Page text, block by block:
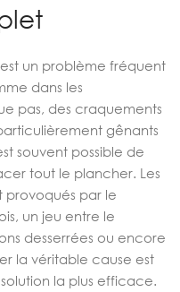
est un problème fréquent
dans les
pas, des craquements
gênants
souvent possible de
tout le plancher. Les
provoqués par le
un jeu entre le
desserrées ou encore
la véritable cause est
la plus efficace.